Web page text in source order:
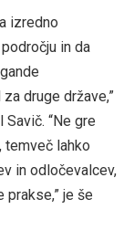
izredno
in da
druge države,”
“Ne gre
temveč lahko
in odločevalcev,
je še